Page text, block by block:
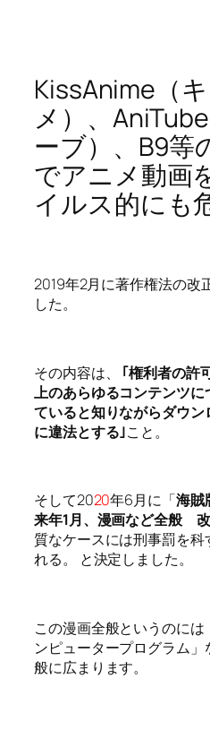
KissAnime（
メ）、
ーブ）、B9等
でアニメ動画
イルス的にも
2019年2月に著作権法の改
した。
その内容は、 ｢権利者の許
上のあらゆるコンテンツ
ていると知りながらダウ
に違法とする｣こと。
そして2020年6月に「海賊
来年1月、漫画など全般
質なケースには刑事罰を科
れる。 と決定しました。
この漫画全般というのに
ンピュータープログラム
般に広まります。